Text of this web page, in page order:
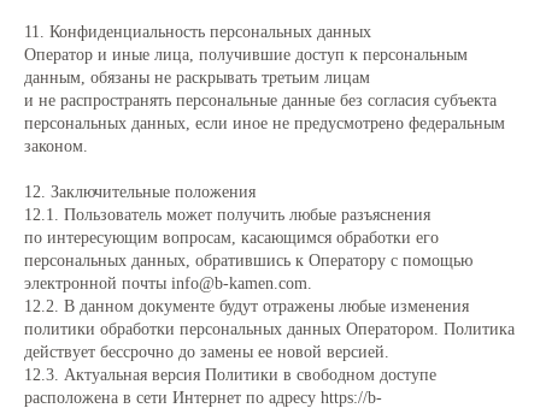
11. Конфиденциальность персональных данных
Оператор и иные лица, получившие доступ к персональным
данным, обязаны не раскрывать третьим лицам
и не распространять персональные данные без согласия субъекта
персональных данных, если иное не предусмотрено федеральным
законом.
12. Заключительные положения
12.1. Пользователь может получить любые разъяснения
по интересующим вопросам, касающимся обработки его
персональных данных, обратившись к Оператору с помощью
электронной почты info@b-kamen.com.
12.2. В данном документе будут отражены любые изменения
политики обработки персональных данных Оператором. Политика
действует бессрочно до замены ее новой версией.
12.3. Актуальная версия Политики в свободном доступе
расположена в сети Интернет по адресу https://b-